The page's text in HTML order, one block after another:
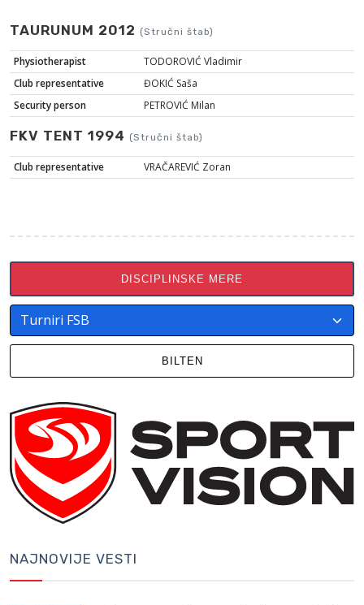
TAURUNUM 2012 (Stručni štab)
Physiotherapist
TODOROVIĆ Vladimir
Club representative
ĐOKIĆ Saša
Security person
PETROVIĆ Milan
FKV TENT 1994 (Stručni štab)
Club representative VRAČAREVIĆ Zoran
DISCIPLINSKE MERE
BILTEN
NAJNOVIJE VESTI